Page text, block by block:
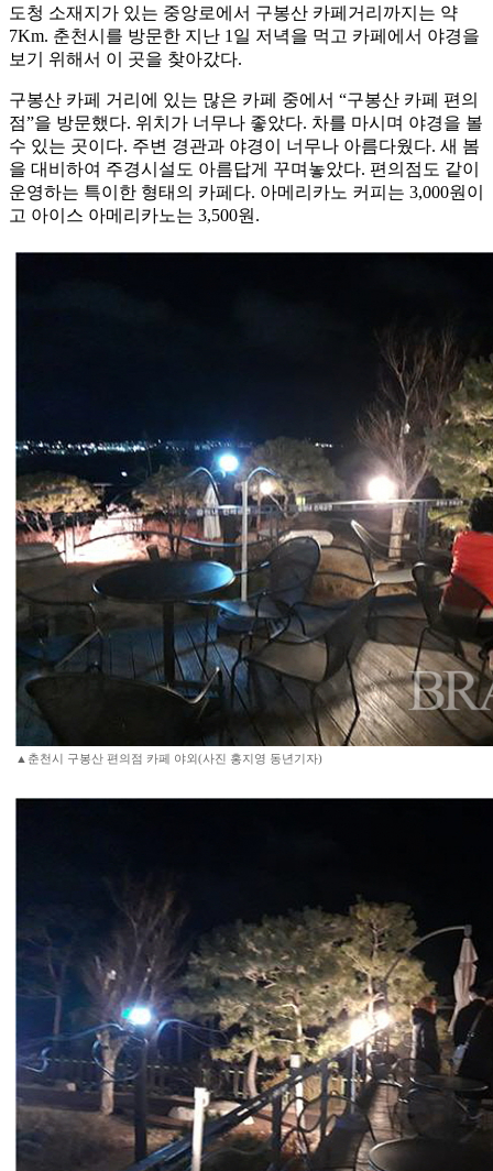
도청 소재지가 있는 중앙로에서 구봉산 카페거리까지는 약
7Km. 춘천시를 방문한 지난 1일 저녁을 먹고 카페에서 야경을
보기 위해서 이 곳을 찾아갔다.
구봉산 카페 거리에 있는 많은 카페 중에서 “구봉산 카페 편의
점”을 방문했다. 위치가 너무나 좋았다. 차를 마시며 야경을 볼
수 있는 곳이다. 주변 경관과 야경이 너무나 아름다웠다. 새 봄
을 대비하여 주경시설도 아름답게 꾸며놓았다. 편의점도 같이
운영하는 특이한 형태의 카페다. 아메리카노 커피는 3,000원이
고 아이스 아메리카노는 3,500원.
▲춘천시 구봉산 편의점 카페 야외(사진 홍지영 동년기자)